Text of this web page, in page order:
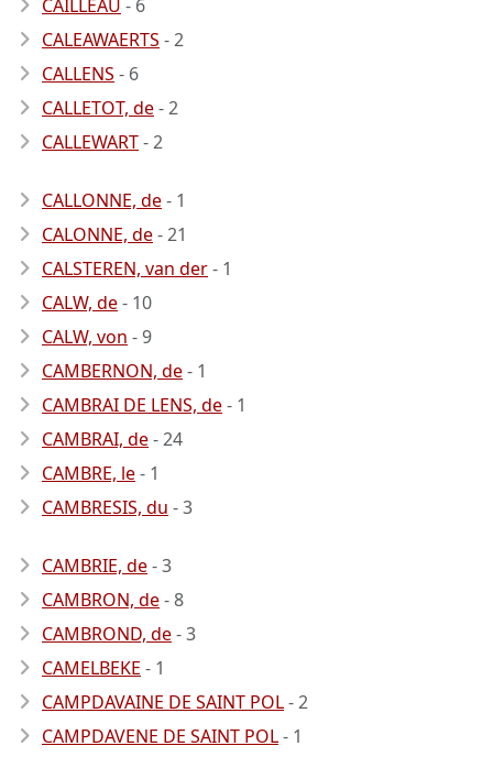
CAILLEAU - 6
CALEAWAERTS - 2
CALLENS - 6
CALLETOT, de- 2
CALLEWART- 2
CALLONNE, de- 1
CALONNE, de- 21
CALSTEREN, van der- 1
CALW, de- 10
CALW, von - 9
CAMBERNON, de- 1
CAMBRAI DE LENS, de- 1
CAMBRAI, de- 24
CAMBRE, le- 1
CAMBRESIS, du - 3
CAMBRIE, de- 3
CAMBRON, de- 8
CAMBROND, de- 3
CAMELBEKE - 1
CAMPDAVAINE DE SAINT POL- 2
CAMPDAVENE DE SAINT POL- 1